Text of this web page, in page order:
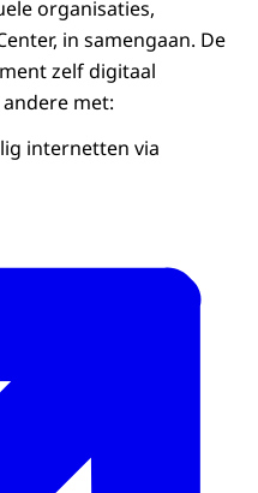
organisaties,
in samengaan. De
zelf digitaal
met:
internetten via